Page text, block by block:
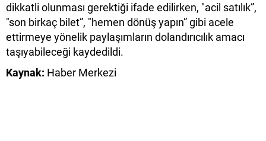
dikkatli olunması gerektiği ifade edilirken, "acil satılık”,
"son birkaç bilet”, "hemen dönüş yapın” gibi acele
ettirmeye yönelik paylaşımların dolandırıcılık amacı
taşıyabileceği kaydedildi.
Kaynak: Haber Merkezi